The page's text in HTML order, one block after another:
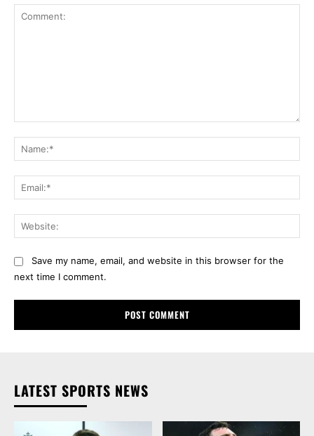
Save my name, email, and website in this browser for the
next time I comment.
LATEST SPORTS NEWS